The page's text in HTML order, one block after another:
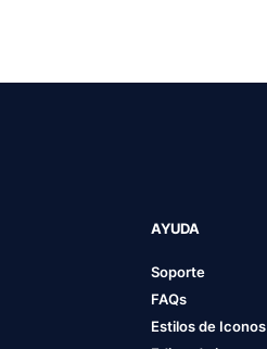
AYUDA
Soporte
FAQs
Estilos de Iconos